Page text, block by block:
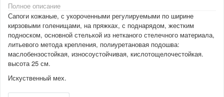
Полное описание
Сапоги кожаные, с укороченными регулируемыми по ширине
кирзовыми голенищами, на пряжках, с поднарядом, жестким
подноском, основной стелькой из нетканого стелечного материала,
литьевого метода крепления, полиуретановая подошва:
маслобензостойкая, износоустойчивая, кислотощелочестойкая.
высота 25 см.
Искуственный мех.